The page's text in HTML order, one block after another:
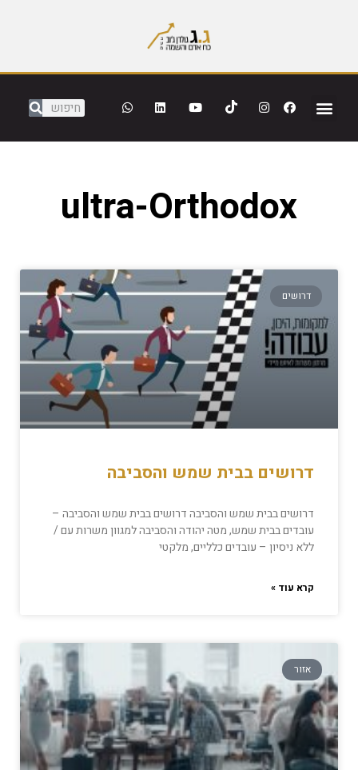
ultra-Orthodox
דרושים
דרושים בבית שמש והסביבה
דרושים בבית שמש והסביבה דרושים בבית שמש והסביבה –
עובדים בבית שמש, מטה יהודה והסביבה למגוון משרות עם /
ללא ניסיון – עובדים כלליים, מלקטי
קרא עוד »
אזור